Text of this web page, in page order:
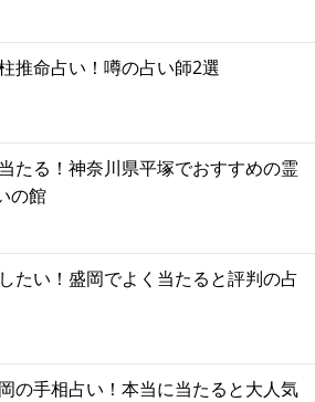
推命占い！噂の占い師2選
たる！神奈川県平塚でおすすめの霊
の館
たい！盛岡でよく当たると評判の占
の手相占い！本当に当たると大人気